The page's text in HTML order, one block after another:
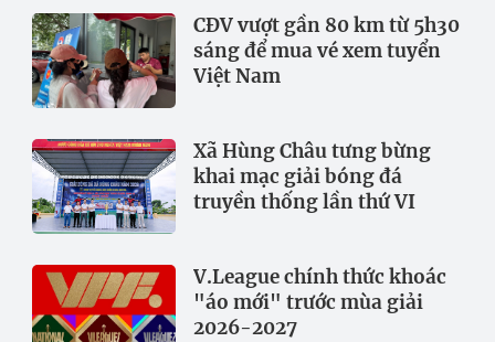
CĐV vượt gần 80 km từ 5h30
sáng để mua vé xem tuyển
Việt Nam
Xã Hùng Châu tưng bừng
khai mạc giải bóng đá
truyền thống lần thứ VI
V.League chính thức khoác
"áo mới" trước mùa giải
2026-2027